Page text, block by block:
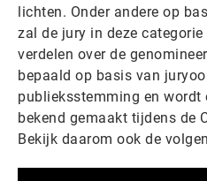
lichten. Onder andere op
zal de jury in deze
verdelen over de
bepaald op basis van
publieksstemming en wordt
bekend gemaakt tijdens de
Bekijk daarom ook de